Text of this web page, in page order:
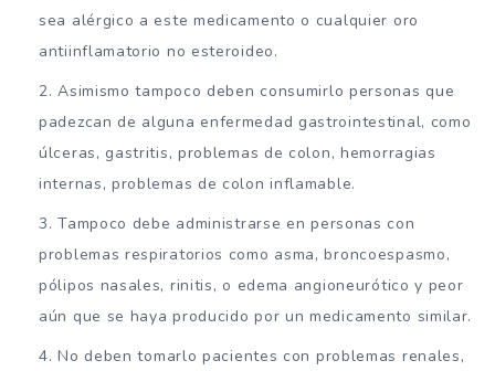
sea alérgico a este medicamento o cualquier oro
antiinflamatorio no esteroideo.
Asimismo tampoco deben consumirlo personas que
padezcan de alguna enfermedad gastrointestinal, como
úlceras, gastritis, problemas de colon, hemorragias
internas, problemas de colon inflamable.
Tampoco debe administrarse en personas con
problemas respiratorios como asma, broncoespasmo,
pólipos nasales, rinitis, o edema angioneurótico y peor
aún que se haya producido por un medicamento similar.
No deben tomarlo pacientes con problemas renales,